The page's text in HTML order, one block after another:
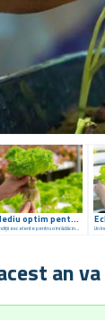
Mediu optim pentru răsaduri
Condiții excelente pentru o înrădăcinare de succes
an